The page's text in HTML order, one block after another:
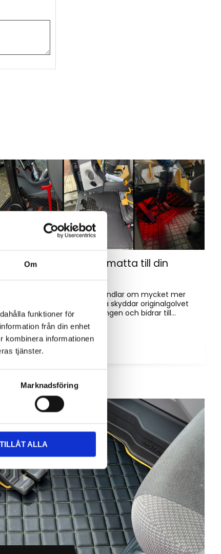
Om
funktioner för
från din enhet
kombinera informationen
tjänster.
Marknadsföring
TILLÅT ALLA
Hur väljer du rätt golvmatta till din
Golvmatta i maskinhytten handlar om mycket mer
än bara utseende. Rätt matta skyddar originalgolvet
mot slitage, förenklar rengöringen och bidrar till...